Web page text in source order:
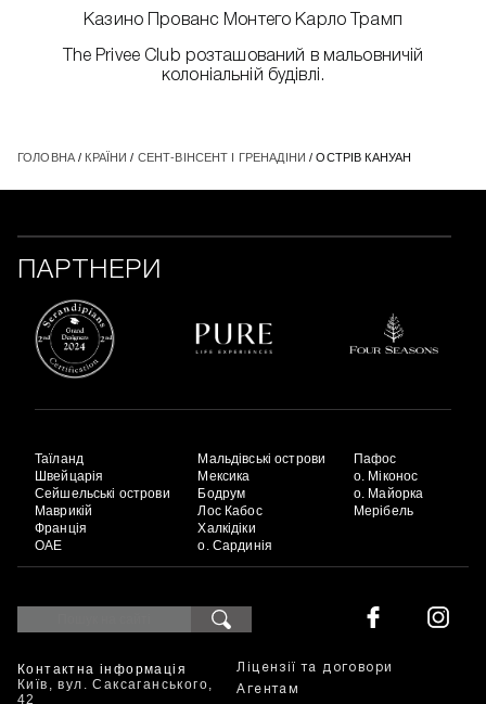
Казино Прованс Монтего Карло Трамп
The Privee Club розташований в мальовничій
колоніальній будівлі.
ГОЛОВНА/ КРАЇНИ / СЕНТ-ВІНСЕНТ І ГРЕНАДІНИ / ОСТРІВ КАНУАН
ПАРТНЕРИ
Таїланд
Швейцарія
Сейшельські острови
Маврикій
Франція
ОАЕ
Мальдівські острови
Мексика
Бодрум
Лос Кабос
Халкідіки
о. Сардинія
Пафос
о. Міконос
о. Майорка
Мерібель
Контактна інформація
Київ, вул. Саксаганського,
42
Ліцензії та договори
Агентам